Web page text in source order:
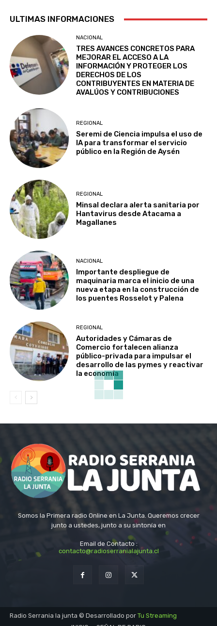
ULTIMAS INFORMACIONES
NACIONAL
TRES AVANCES CONCRETOS PARA
MEJORAR EL ACCESO A LA
INFORMACIÓN Y PROTEGER LOS
DERECHOS DE LOS
CONTRIBUYENTES EN MATERIA DE
AVALÚOS Y CONTRIBUCIONES
REGIONAL
Seremi de Ciencia impulsa el uso de
IA para transformar el servicio
público en la Región de Aysén
REGIONAL
Minsal declara alerta sanitaria por
Hantavirus desde Atacama a
Magallanes
NACIONAL
Importante despliegue de
maquinaria marca el inicio de una
nueva etapa en la construcción de
los puentes Rosselot y Palena
REGIONAL
Autoridades y Cámaras de
Comercio fortalecen alianza
público-privada para impulsar el
desarrollo de las pymes y reactivar
la economía
Somos la Primera radio Online en La Junta. Queremos crecer
junto a ustedes, junto a su sintonía en
Email de Contacto :
contacto@radioserranialajunta.cl
Radio Serrania la junta © Desarrollado por Tu Streaming